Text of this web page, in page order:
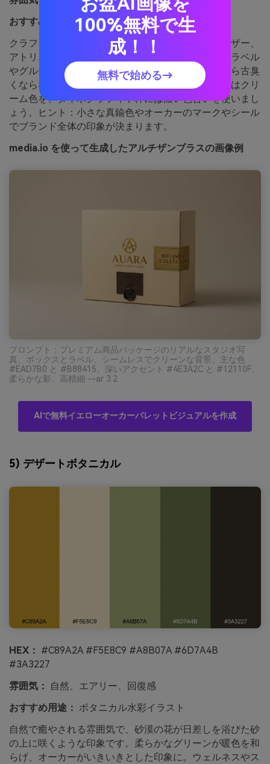
おすすめ用途：プレミアム商品パッケージ
クラフト感のある高級な印象で、磨かれた金属やレザー、
アトリエのパティーナを連想させます。スピリッツラベル
やグルーミング商品、またはクラシカルでありながら古臭
くならないパッケージに最適です。ラベルベースにはクリ
ーム色を、タイポグラフィや枠には濃い色合いを使いまし
ょう。ヒント：小さな真鍮色やオーカーのマークやシール
でブランド全体の印象が決まります。
media.io を使って生成したアルチザンブラスの画像例
プロンプト：プレミアム商品パッケージのリアルなスタジオ写
真、ボックスとラベル、シームレスでクリーンな背景、主な色
#EAD7B0 と #B88415、深いアクセント #4E3A2C と #12110F、
柔らかな影、高精細 --ar 3:2
AIで無料イエローオーカーパレットビジュアルを作成
5) デザートボタニカル
HEX： #C89A2A #F5E8C9 #A8B07A #6D7A4B
#3A3227
雰囲気：
自然、エアリー、回復感
おすすめ用途： ボタニカル水彩イラスト
自然で癒やされる雰囲気で、砂漠の花が日差しを浴びた砂
の上に咲くような印象です。柔らかなグリーンが暖色を和
らげ、オーカーがいきいきとした印象に。ウェルネスやス
100%無料で生
成！！
無料で始める→